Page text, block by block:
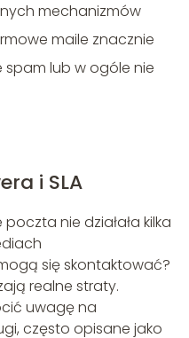
mechanizmów
maile znacznie
lub w ogóle nie
i SLA
poczta nie działała kilka
się skontaktować?
realne straty.
uwagę na
często opisane jako